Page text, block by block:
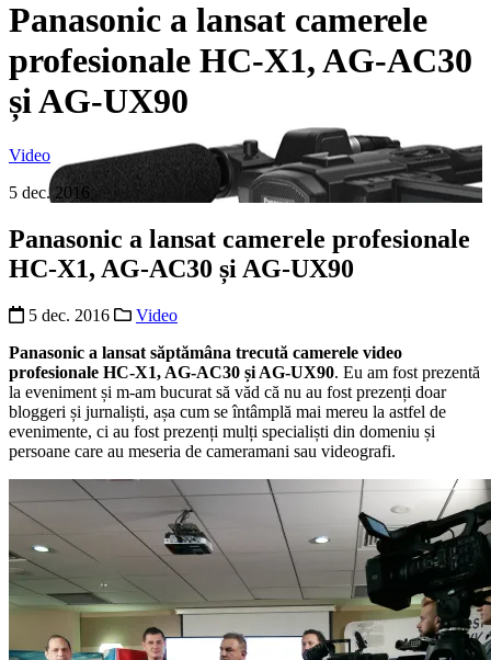
Panasonic a lansat camerele
profesionale HC-X1, AG-AC30
și AG-UX90
Video
5 dec. 2016
Panasonic a lansat camerele profesionale
HC-X1, AG-AC30 și AG-UX90
5 dec. 2016
Video
Panasonic a lansat săptămâna trecută camerele video
profesionale HC-X1, AG-AC30 și AG-UX90. Eu am fost prezentă
la eveniment și m-am bucurat să văd că nu au fost prezenți doar
bloggeri și jurnaliști, așa cum se întâmplă mai mereu la astfel de
evenimente, ci au fost prezenți mulți specialiști din domeniu și
persoane care au meseria de cameramani sau videografi.